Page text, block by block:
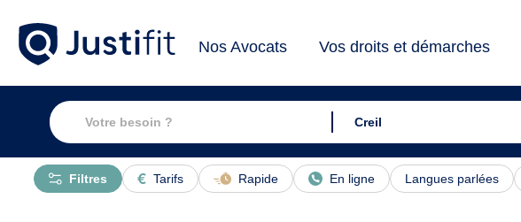
Nos Avocats Vos droits et démarches
Tarifs Rapide En ligne Langues parlées
Filtres